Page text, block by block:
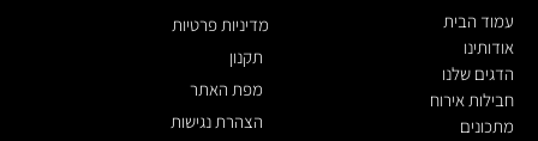
עמוד הבית
אודותינו
הדגים שלנו
חבילות אירוח
מתכונים
מדיניות פרטיות
תקנון
מפת האתר
הצהרת נגישות